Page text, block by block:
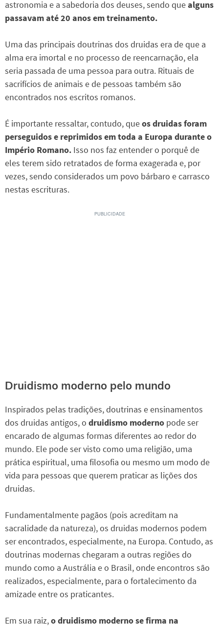
astronomia e a sabedoria dos deuses, sendo que alguns
passavam até 20 anos em treinamento.
Uma das principais doutrinas dos druidas era de que a
alma era imortal e no processo de reencarnação, ela
seria passada de uma pessoa para outra. Rituais de
sacrifícios de animais e de pessoas também são
encontrados nos escritos romanos.
É importante ressaltar, contudo, queos druidas foram
perseguidos e reprimidos em toda a Europa durante o
Império Romano. Isso nos faz entender o porquê de
eles terem sido retratados de forma exagerada e, por
vezes, sendo considerados um povo bárbaro e carrasco
nestas escrituras.
Druidismo moderno pelo mundo
Inspirados pelas tradições, doutrinas e ensinamentos
dos druidas antigos, o druidismo moderno pode ser
encarado de algumas formas diferentes ao redor do
mundo. Ele pode ser visto como uma religião, uma
prática espiritual, uma filosofia ou mesmo um modo de
vida para pessoas que querem praticar as lições dos
druidas.
Fundamentalmente pagãos (pois acreditam na
sacralidade da natureza), os druidas modernos podem
ser encontrados, especialmente, na Europa. Contudo, as
doutrinas modernas chegaram a outras regiões do
mundo como a Austrália e o Brasil, onde encontros são
realizados, especialmente, para o fortalecimento da
amizade entre os praticantes.
Em sua raiz,odruidismo moderno se firma na